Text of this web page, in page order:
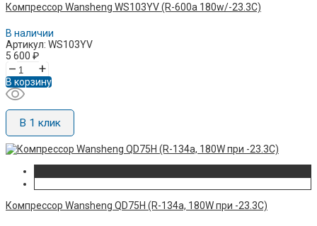
Компрессор Wansheng WS103YV (R-600а 180w/-23.3C)
В наличии
Артикул: WS103YV
5 600 ₽
– +
В корзину
В 1 клик
Компрессор Wansheng QD75H (R-134а, 180W при -23.3C)